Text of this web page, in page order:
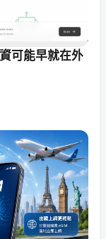
可能早就在外